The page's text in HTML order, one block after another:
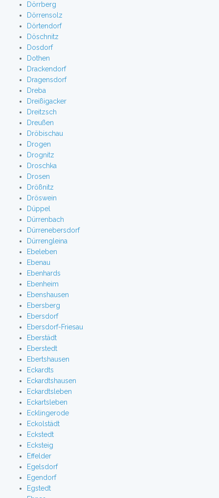
Dörrberg
Dörrensolz
Dörtendorf
Döschnitz
Dosdorf
Dothen
Drackendorf
Dragensdorf
Dreba
Dreißigacker
Dreitzsch
Dreußen
Dröbischau
Drogen
Drognitz
Droschka
Drosen
Drößnitz
Dröswein
Düppel
Dürrenbach
Dürrenebersdorf
Dürrengleina
Ebeleben
Ebenau
Ebenhards
Ebenheim
Ebenshausen
Ebersberg
Ebersdorf
Ebersdorf-Friesau
Eberstädt
Eberstedt
Ebertshausen
Eckardts
Eckardtshausen
Eckardtsleben
Eckartsleben
Ecklingerode
Eckolstädt
Eckstedt
Ecksteig
Effelder
Egelsdorf
Egendorf
Egstedt